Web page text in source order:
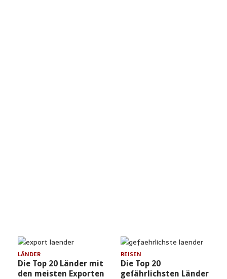
ESSEN & TRINKEN
Die Top 20 teuersten
Länder nach Bierpreisen